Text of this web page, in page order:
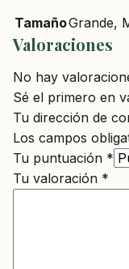
TamañoGrande,
Valoraciones
No hay
Sé el primero en
Tu dirección de
Los campos
Tu puntuación *
Tu valoración *